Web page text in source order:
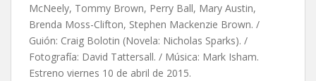
McNeely, Tommy Brown, Perry Ball, Mary Austin,
Brenda Moss-Clifton, Stephen Mackenzie Brown. /
Guión: Craig Bolotin (Novela: Nicholas Sparks). /
Fotografía: David Tattersall. / Música: Mark Isham.
Estreno viernes 10 de abril de 2015.